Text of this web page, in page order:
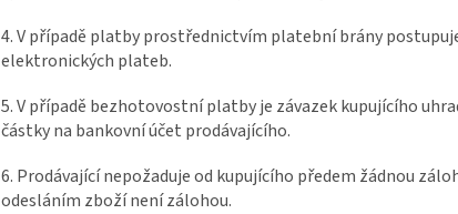
4. V případě platby prostřednictvím platební brány
elektronických plateb.
5. V případě bezhotovostní platby je závazek kupujícího
částky na bankovní účet prodávajícího.
6. Prodávající nepožaduje od kupujícího předem žádnou
odesláním zboží není zálohou.